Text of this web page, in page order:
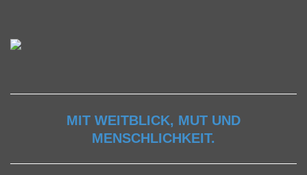
MIT WEITBLICK, MUT UND
MENSCHLICHKEIT.